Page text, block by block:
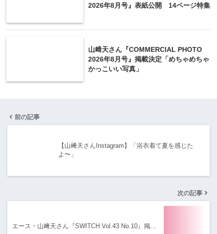
2026年8月号』表紙公開 14ページ特集
山﨑天さん『COMMERCIAL PHOTO
2026年8月号』掲載決定「めちゃめちゃ
かっこいい写真」
前の記事
【山﨑天さんInstagram】「浴衣着て夏を感じた
よ〜」
次の記事
エース・山﨑天さん『SWITCH Vol.43 No.10』掲…